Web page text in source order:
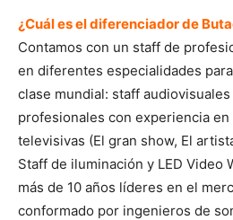
¿Cuál es el diferenciador de
Contamos con un staff de
en diferentes especialidades
clase mundial: staff
profesionales con experiencia
televisivas (El gran show, El
Staff de iluminación y LED Video
más de 10 años líderes en el
conformado por ingenieros de